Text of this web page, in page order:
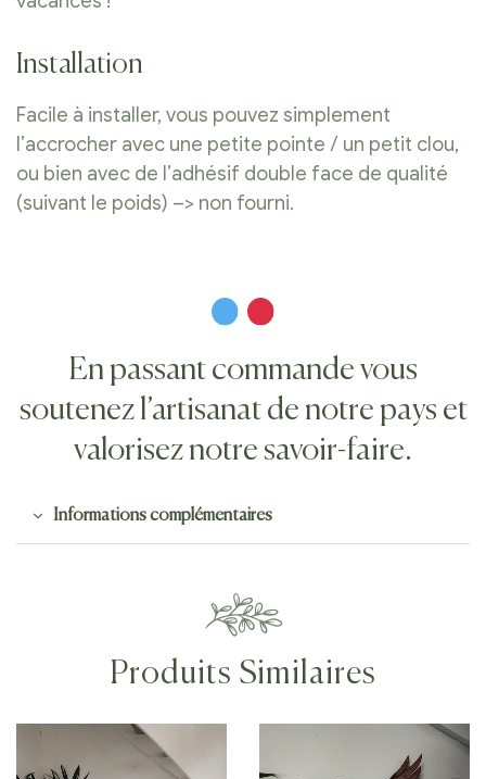
Installation
Facile à installer, vous pouvez simplement
l’accrocher avec une petite pointe / un petit clou,
ou bien avec de l’adhésif double face de qualité
(suivant le poids) –> non fourni.
En passant commande vous
soutenez l’artisanat de notre pays et
valorisez notre savoir-faire.
Informations complémentaires
Produits Similaires